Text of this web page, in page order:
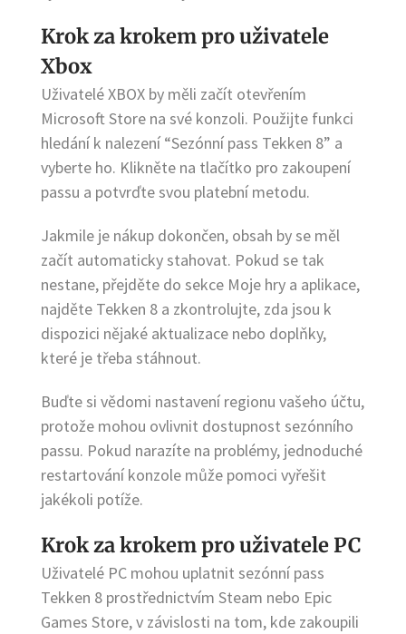
Krok za krokem pro uživatele
Xbox
Uživatelé XBOX by měli začít otevřením
Microsoft Store na své konzoli. Použijte funkci
hledání k nalezení “Sezónní pass Tekken 8” a
vyberte ho. Klikněte na tlačítko pro zakoupení
passu a potvrďte svou platební metodu.
Jakmile je nákup dokončen, obsah by se měl
začít automaticky stahovat. Pokud se tak
nestane, přejděte do sekce Moje hry a aplikace,
najděte Tekken 8 a zkontrolujte, zda jsou k
dispozici nějaké aktualizace nebo doplňky,
které je třeba stáhnout.
Buďte si vědomi nastavení regionu vašeho účtu,
protože mohou ovlivnit dostupnost sezónního
passu. Pokud narazíte na problémy, jednoduché
restartování konzole může pomoci vyřešit
jakékoli potíže.
Krok za krokem pro uživatele PC
Uživatelé PC mohou uplatnit sezónní pass
Tekken 8 prostřednictvím Steam nebo Epic
Games Store, v závislosti na tom, kde zakoupili